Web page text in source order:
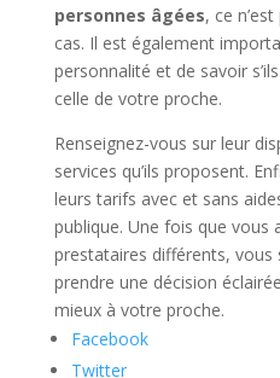
personnes âgées, ce
cas. Il est également
personnalité et de savoir
celle de votre proche.
Renseignez-vous sur leur
services qu’ils proposent.
leurs tarifs avec et sans
publique. Une fois que vous
prestataires différents, vous
prendre une décision
mieux à votre proche.
Facebook
Twitter